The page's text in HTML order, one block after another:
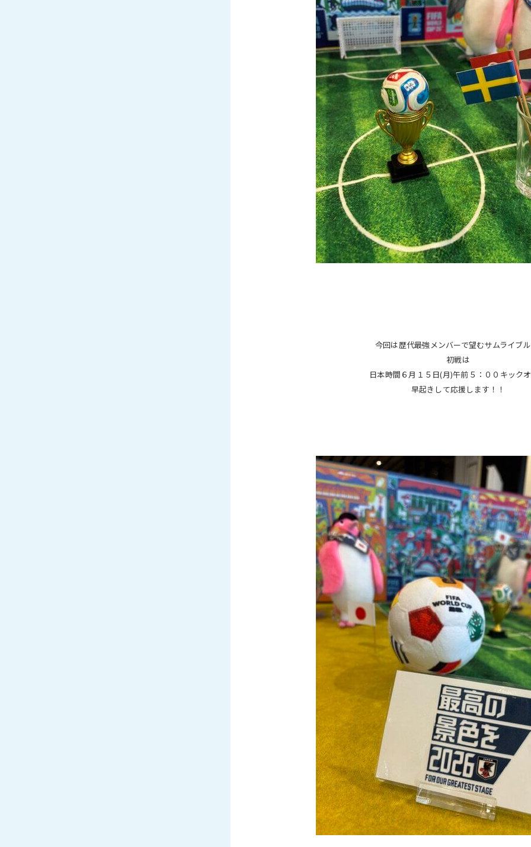
今回は歴代最強メンバーで望むサムライブル
初戦は
日本時間６月１５日(月)午前５：００キック
早起きして応援します！！